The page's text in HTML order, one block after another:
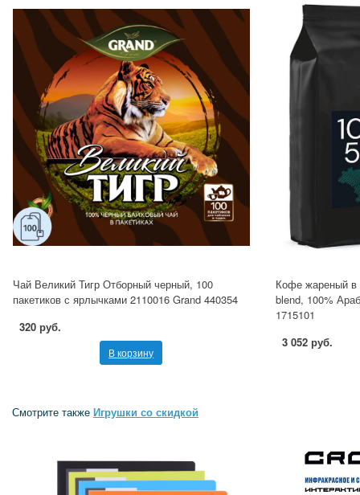
Чай Великий Тигр Отборный черный, 100
пакетиков с ярлычками 2110016 Grand 440354
320 руб.
В корзину
Кофе жареный в
blend, 100%
1715101
3 052 руб.
Смотрите также Игрушки со скидкой